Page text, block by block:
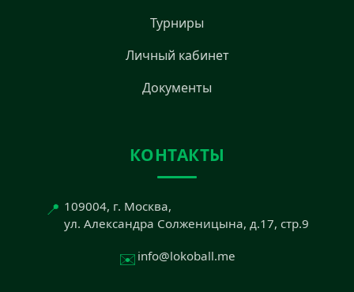
Турниры
Личный кабинет
Документы
КОНТАКТЫ
📍 109004, г. Москва,
ул. Александра Солженицына, д.17, стр.9
✉️ info@lokoball.me